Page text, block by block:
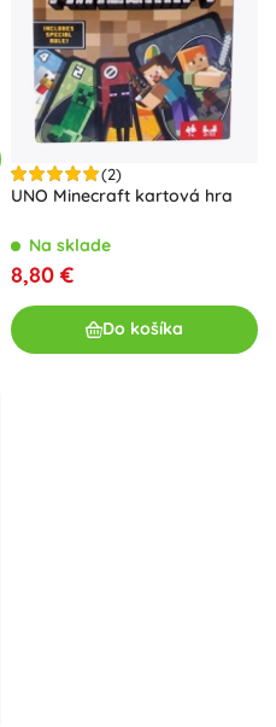
(2)
UNO Minecraft kartová hra
Na sklade
8,80 €
Do košíka